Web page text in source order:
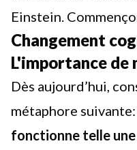
Einstein.
Changement
L'importance de
Dès aujourd’hui,
métaphore suivante:
fonctionne telle une